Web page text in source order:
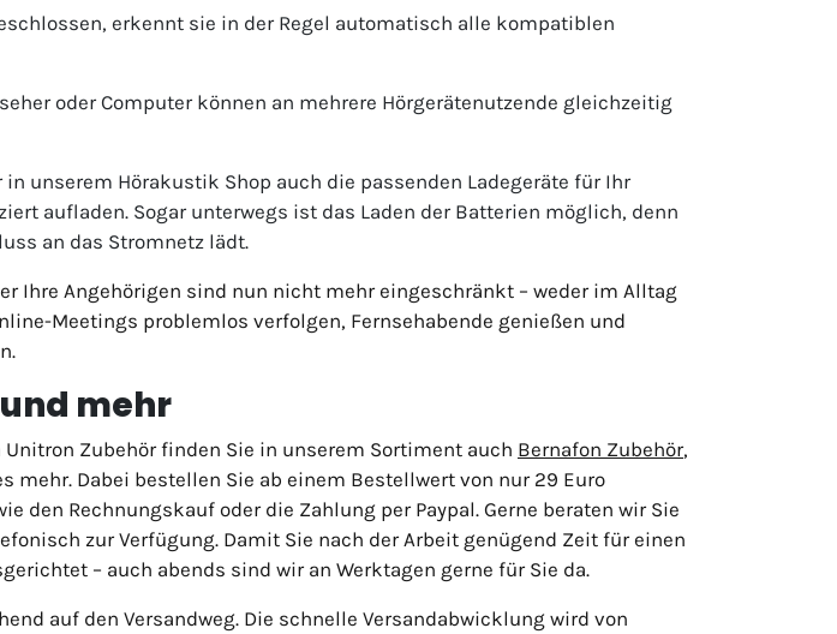
erkennt sie in der Regel automatisch alle kompatiblen
oder Computer können an mehrere Hörgerätenutzende gleichzeitig
unserem Hörakustik Shop auch die passenden Ladegeräte für Ihr
aufladen. Sogar unterwegs ist das Laden der Batterien möglich, denn
an das Stromnetz lädt.
Ihre Angehörigen sind nun nicht mehr eingeschränkt – weder im Alltag
Meetings problemlos verfolgen, Fernsehabende genießen und
mehr
Zubehör finden Sie in unserem Sortiment auch Bernafon Zubehör,
mehr. Dabei bestellen Sie ab einem Bestellwert von nur 29 Euro
Rechnungskauf oder die Zahlung per Paypal. Gerne beraten wir Sie
zur Verfügung. Damit Sie nach der Arbeit genügend Zeit für einen
– auch abends sind wir an Werktagen gerne für Sie da.
auf den Versandweg. Die schnelle Versandabwicklung wird von